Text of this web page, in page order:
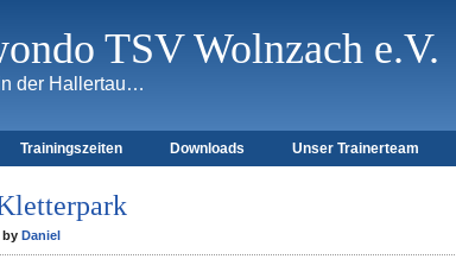
TSV Wolnzach e.V.
der Hallertau…
Trainingszeiten Downloads Unser Trainerteam
by Daniel